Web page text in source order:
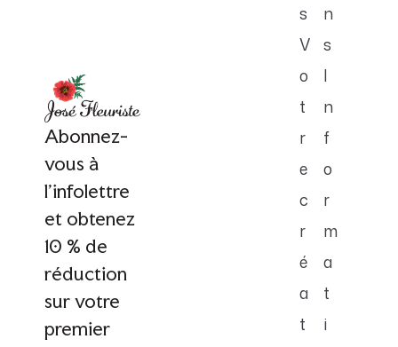
Abonnez-
vous à
l'infolettre
et obtenez
10 % de
réduction
sur votre
premier
s
V
o
t
r
e
c
r
é
a
t
n
s
I
n
f
o
r
m
a
t
i